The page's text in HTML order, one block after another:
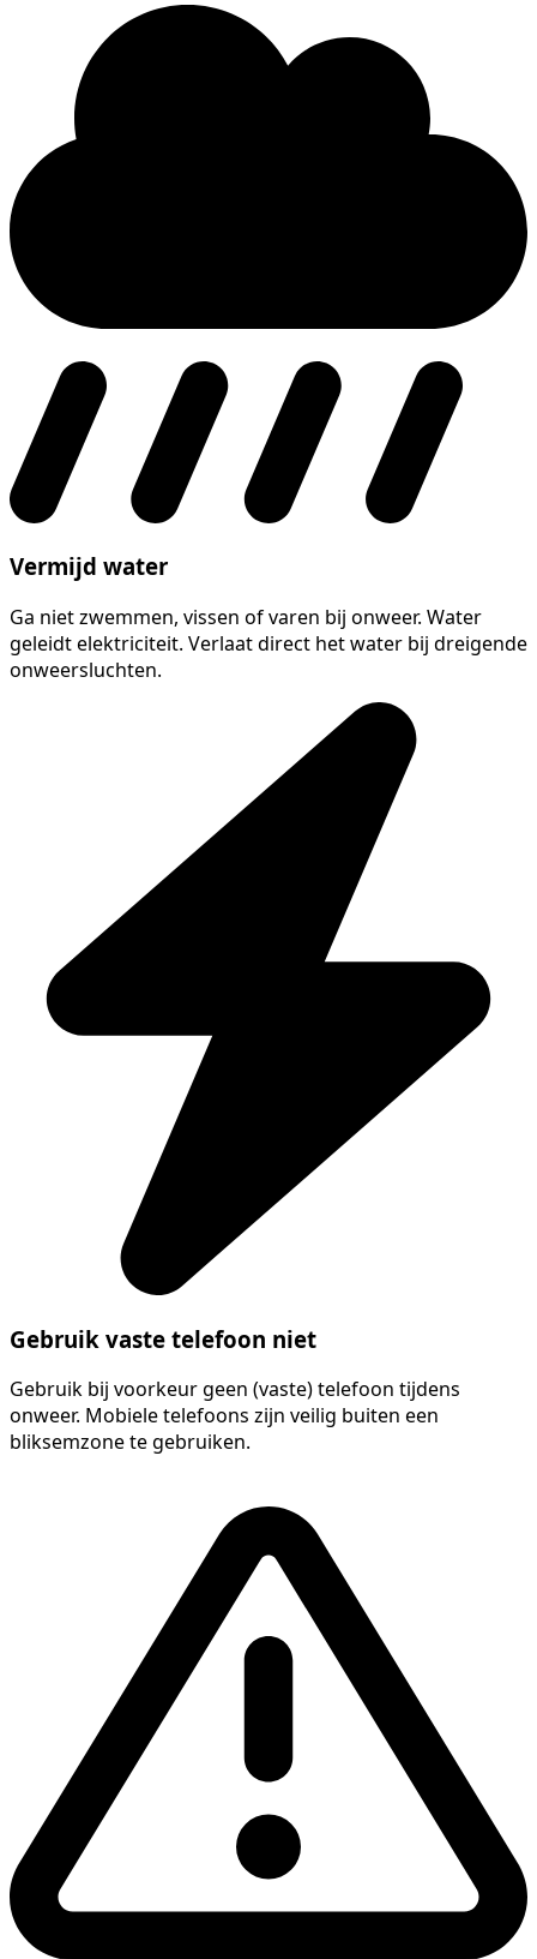
Vermijd water
Ga niet zwemmen, vissen of varen bij onweer. Water
geleidt elektriciteit. Verlaat direct het water bij dreigende
onweersluchten.
Gebruik vaste telefoon niet
Gebruik bij voorkeur geen (vaste) telefoon tijdens
onweer. Mobiele telefoons zijn veilig buiten een
bliksemzone te gebruiken.